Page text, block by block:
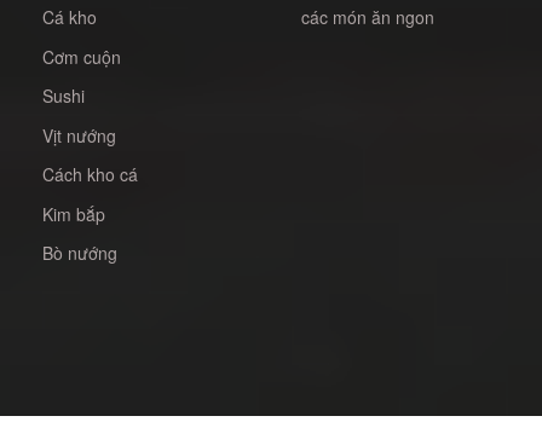
Cá kho
Cơm cuộn
Sushi
Vịt nướng
Cách kho cá
Kim bắp
Bò nướng
các món ăn ngon